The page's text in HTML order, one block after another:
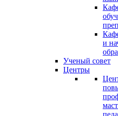
и
Ученый совет
Центры